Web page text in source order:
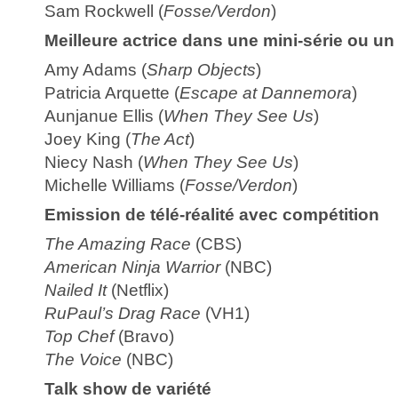
Sam Rockwell (Fosse/Verdon)
Meilleure actrice dans une mini-série ou
Amy Adams (Sharp Objects)
Patricia Arquette (Escape at Dannemora)
Aunjanue Ellis (When They See Us)
Joey King (The Act)
Niecy Nash (When They See Us)
Michelle Williams (Fosse/Verdon)
Emission de télé-réalité avec compétition
The Amazing Race (CBS)
American Ninja Warrior(NBC)
Nailed It(Netflix)
RuPaul’s Drag Race (VH1)
Top Chef(Bravo)
The Voice (NBC)
Talk show de variété